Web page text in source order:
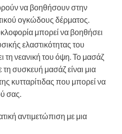
να βοηθήσουν στην
ογκώδους δέρματος.
μπορεί να βοηθήσει
ελαστικότητας του
τη νεανική του όψη. Το μασάζ
συσκευή μασάζ είναι μια
κυτταρίτιδας που μπορεί να
σας.